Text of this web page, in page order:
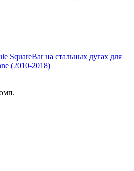
SquareBar на стальных дугах для
(2010-2018)